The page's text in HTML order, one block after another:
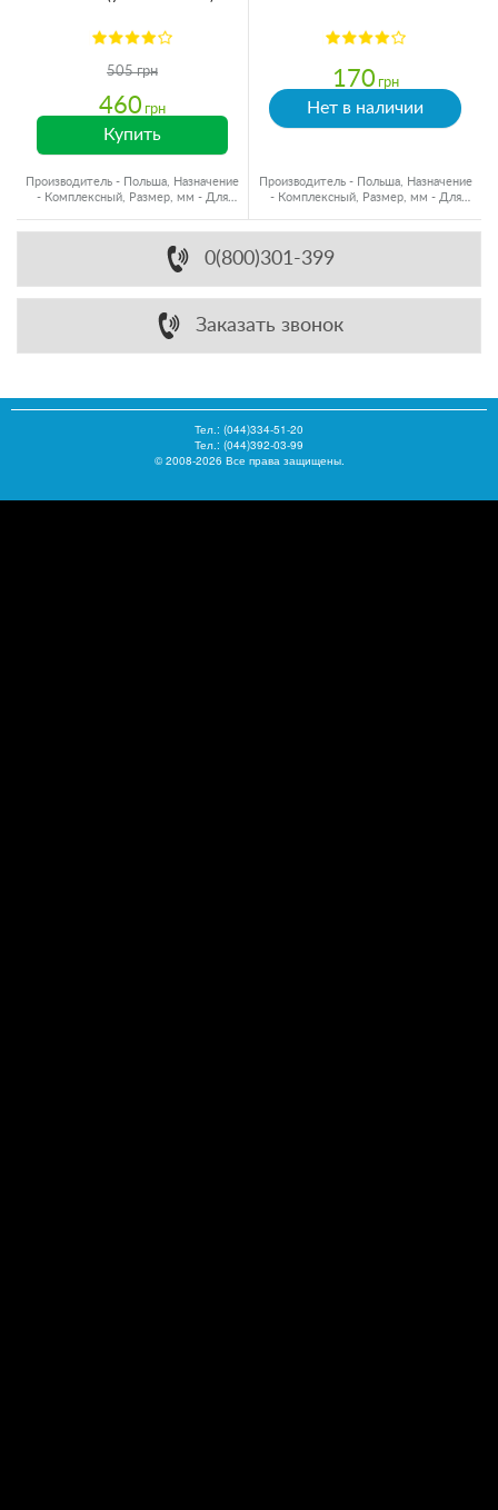
505 грн
460 грн
Купить
Производитель - Польша, Назначение
- Комплексный, Размер, мм - Для
170 грн
Нет в наличии
Производитель - Польша, Назначение
- Комплексный, Размер, мм - Для
0(800)301-399
Заказать звонок
Тел.: (044)334-51-20
Тел.: (044)392-03-99
© 2008-2026 Все права защищены.